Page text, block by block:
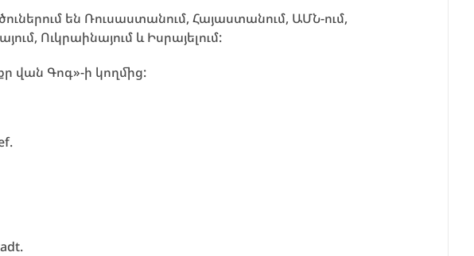
են Ռուսաստանում, Հայաստանում, ԱՄՆ-ում,
Ուկրաինայում և Իսրայելում:
Գոգ»-ի կողմից: